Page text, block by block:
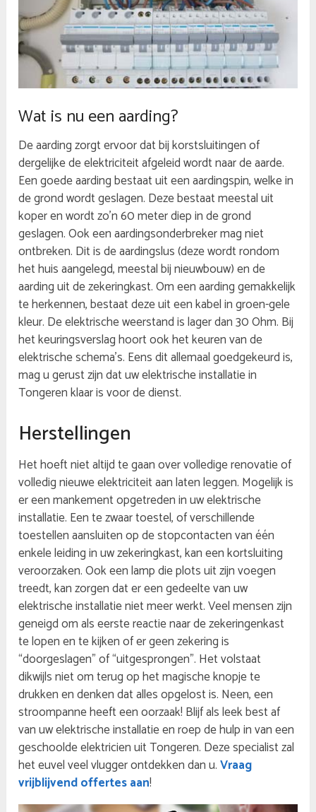
Wat is nu een aarding?
De aarding zorgt ervoor dat bij korstsluitingen of
dergelijke de elektriciteit afgeleid wordt naar de aarde.
Een goede aarding bestaat uit een aardingspin, welke in
de grond wordt geslagen. Deze bestaat meestal uit
koper en wordt zo’n 60 meter diep in de grond
geslagen. Ook een aardingsonderbreker mag niet
ontbreken. Dit is de aardingslus (deze wordt rondom
het huis aangelegd, meestal bij nieuwbouw) en de
aarding uit de zekeringkast. Om een aarding gemakkelijk
te herkennen, bestaat deze uit een kabel in groen-gele
kleur. De elektrische weerstand is lager dan 30 Ohm. Bij
het keuringsverslag hoort ook het keuren van de
elektrische schema’s. Eens dit allemaal goedgekeurd is,
mag u gerust zijn dat uw elektrische installatie in
Tongeren klaar is voor de dienst.
Herstellingen
Het hoeft niet altijd te gaan over volledige renovatie of
volledig nieuwe elektriciteit aan laten leggen. Mogelijk is
er een mankement opgetreden in uw elektrische
installatie. Een te zwaar toestel, of verschillende
toestellen aansluiten op de stopcontacten van één
enkele leiding in uw zekeringkast, kan een kortsluiting
veroorzaken. Ook een lamp die plots uit zijn voegen
treedt, kan zorgen dat er een gedeelte van uw
elektrische installatie niet meer werkt. Veel mensen zijn
geneigd om als eerste reactie naar de zekeringenkast
te lopen en te kijken of er geen zekering is
“doorgeslagen” of “uitgesprongen”. Het volstaat
dikwijls niet om terug op het magische knopje te
drukken en denken dat alles opgelost is. Neen, een
stroompanne heeft een oorzaak! Blijf als leek best af
van uw elektrische installatie en roep de hulp in van een
geschoolde elektricien uit Tongeren. Deze specialist zal
het euvel veel vlugger ontdekken dan u.Vraag
vrijblijvend offertes aan!